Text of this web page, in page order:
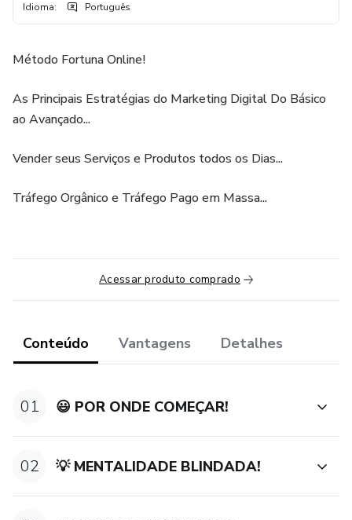
Idioma: Português
Método Fortuna Online!
As Principais Estratégias do Marketing Digital Do Básico
ao Avançado...
Vender seus Serviços e Produtos todos os Dias...
Tráfego Orgânico e Tráfego Pago em Massa...
Acessar produto comprado
Conteúdo Vantagens Detalhes
01 😃 POR ONDE COMEÇAR!
02 💡 MENTALIDADE BLINDADA!